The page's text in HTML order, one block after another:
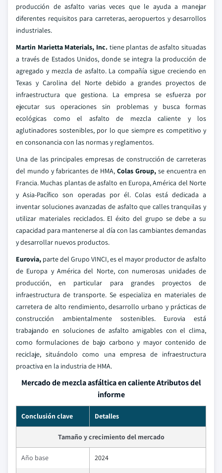
producción de asfalto varias veces que le ayuda a manejar
diferentes requisitos para carreteras, aeropuertos y desarrollos
industriales.
Martin Marietta Materials, Inc. tiene plantas de asfalto situadas
a través de Estados Unidos, donde se integra la producción de
agregado y mezcla de asfalto. La compañía sigue creciendo en
Texas y Carolina del Norte debido a grandes proyectos de
infraestructura que gestiona. La empresa se esfuerza por
ejecutar sus operaciones sin problemas y busca formas
ecológicas como el asfalto de mezcla caliente y los
aglutinadores sostenibles, por lo que siempre es competitivo y
en consonancia con las normas y reglamentos.
Una de las principales empresas de construcción de carreteras
del mundo y fabricantes de HMA, Colas Group, se encuentra en
Francia. Muchas plantas de asfalto en Europa, América del Norte
y Asia-Pacífico son operadas por él. Colas está dedicada a
inventar soluciones avanzadas de asfalto que calles tranquilas y
utilizar materiales reciclados. El éxito del grupo se debe a su
capacidad para mantenerse al día con las cambiantes demandas
y desarrollar nuevos productos.
Eurovia, parte del Grupo VINCI, es el mayor productor de asfalto
de Europa y América del Norte, con numerosas unidades de
producción, en particular para grandes proyectos de
infraestructura de transporte. Se especializa en materiales de
carretera de alto rendimiento, desarrollo urbano y prácticas de
construcción ambientalmente sostenibles. Eurovia está
trabajando en soluciones de asfalto amigables con el clima,
como formulaciones de bajo carbono y mayor contenido de
reciclaje, situándolo como una empresa de infraestructura
proactiva en la industria de HMA.
Mercado de mezcla asfáltica en caliente Atributos del
informe
Conclusión clave Detalles
Tamaño y crecimiento del mercado
Año base 2024